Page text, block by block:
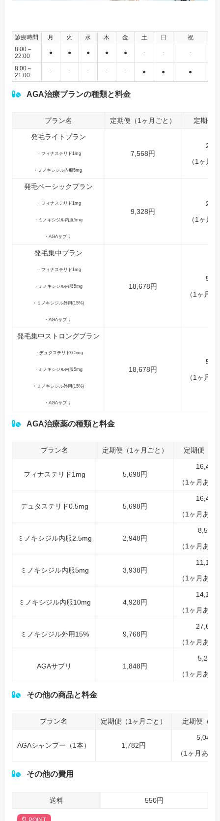
診療時間 月 火 水 木 金 土 日
祝
8:00～
22:00
● ● ● ● ● ‐ ‐ ‐
8:00～
21:00
‐ ‐ ‐ ‐ ‐ ● ● ●
AGA治療プランの種類と料金
プラン名 定期便（1ヶ月ごと） 定期便
発毛ライトプラン
・フィナステリド1mg
・ミノキシジル内服5mg
7,568円
（1ヶ月
発毛ベーシックプラン
・フィナステリド1mg
・ミノキシジル内服5mg
・AGAサプリ
9,328円
（1ヶ月
発毛集中プラン
・フィナステリド1mg
・ミノキシジル内服5mg
・ミノキシジル外用(15%)
・AGAサプリ
18,678円
（1ヶ月
発毛集中ストロングプラン
・デュタステリド0.5mg
・ミノキシジル内服5mg
・ミノキシジル外用(15%)
・AGAサプリ
18,678円
（1ヶ月
AGA治療薬の種類と料金
プラン名 定期便（1ヶ月ごと） 定期便（3
フィナステリド1mg 5,698円
16,434
（1ヶ月あ
デュタステリド0.5mg 5,698円
16,434
（1ヶ月あ
ミノキシジル内服2.5mg 2,948円
8,514
（1ヶ月あ
ミノキシジル内服5mg 3,938円
11,154
（1ヶ月あ
ミノキシジル内服10mg 4,928円
14,124
（1ヶ月あ
ミノキシジル外用15% 9,768円
27,654
（1ヶ月あ
AGAサプリ 1,848円
5,214
（1ヶ月あ
その他の商品と料金
プラン名 定期便（1ヶ月ごと） 定期便（3
AGAシャンプー（1本） 1,782円
5,049
（1ヶ月あた
その他の費用
送料 550円